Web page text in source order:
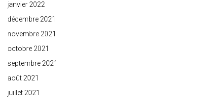
janvier 2022
décembre 2021
novembre 2021
octobre 2021
septembre 2021
août 2021
juillet 2021